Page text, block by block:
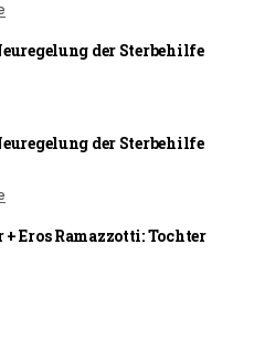
der Sterbehilfe
der Sterbehilfe
Eros Ramazzotti: Tochter